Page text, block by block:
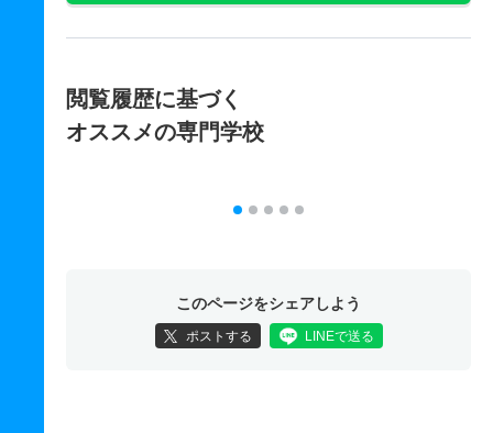
閲覧履歴に基づく
オススメの専門学校
このページをシェアしよう
ポストする LINEで送る